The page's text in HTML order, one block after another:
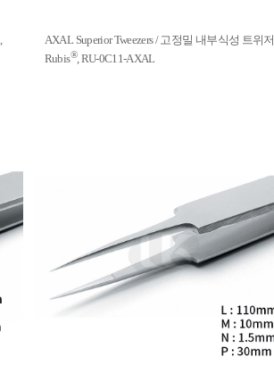
AXAL Superior Tweezers / 고정밀 내부식성 트위저,
Rubis®, RU-0C11-AXAL